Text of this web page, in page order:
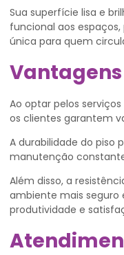
Sua superfície lisa e
funcional aos
única para quem
Ao optar pelos serviços
os clientes garantem
A durabilidade do piso
manutenção
Além disso, a
ambiente mais
produtividade e